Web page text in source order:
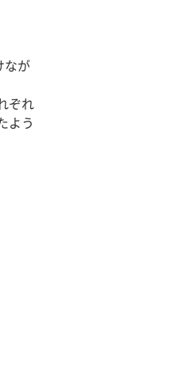
なが
ぞれ
よう